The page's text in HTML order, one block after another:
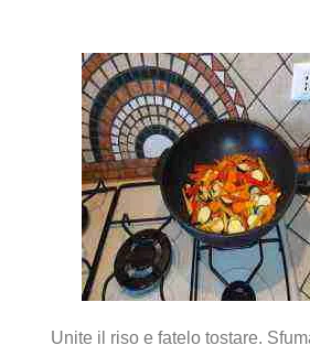
Unite il riso e fatelo tostare.